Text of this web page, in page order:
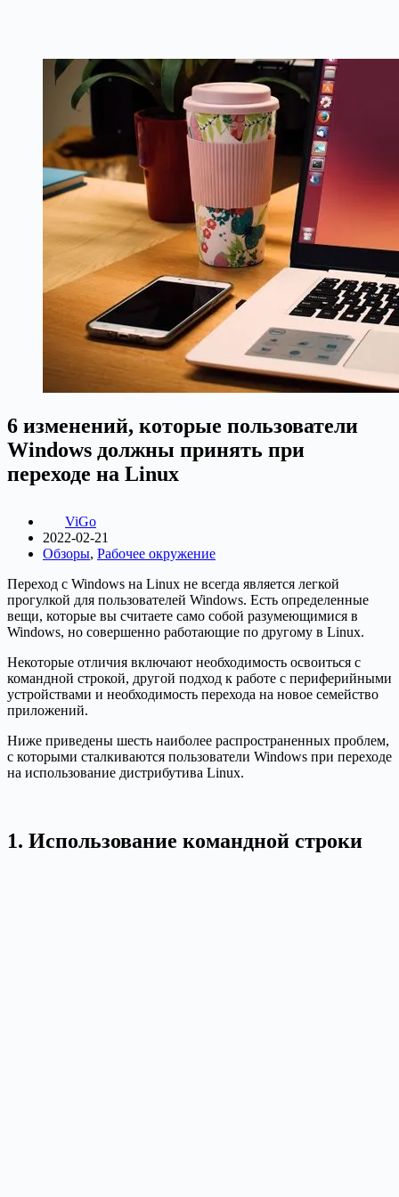
6 изменений, которые пользователи
Windows должны принять при
переходе на Linux
ViGo
2022-02-21
Обзоры, Рабочее окружение
Переход с Windows на Linux не всегда является легкой
прогулкой для пользователей Windows. Есть определенные
вещи, которые вы считаете само собой разумеющимися в
Windows, но совершенно работающие по другому в Linux.
Некоторые отличия включают необходимость освоиться с
командной строкой, другой подход к работе с периферийными
устройствами и необходимость перехода на новое семейство
приложений.
Ниже приведены шесть наиболее распространенных проблем,
с которыми сталкиваются пользователи Windows при переходе
на использование дистрибутива Linux.
1. Использование командной строки